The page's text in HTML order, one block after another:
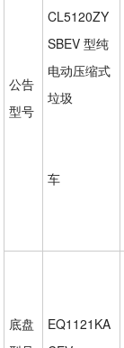
公告
型号
CL5120ZY
SBEV 型纯
电动压缩式
垃圾
车
底盘
EQ1121KA